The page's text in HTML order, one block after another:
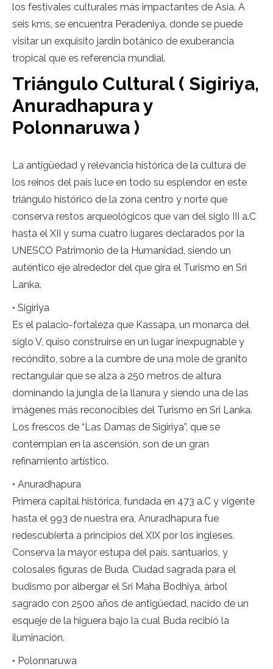
los festivales culturales más impactantes de Asia. A
seis kms, se encuentra Peradeniya, donde se puede
visitar un exquisito jardín botánico de exuberancia
tropical que es referencia mundial.
Triángulo Cultural ( Sigiriya,
Anuradhapura y
Polonnaruwa )
La antigüedad y relevancia histórica de la cultura de
los reinos del país luce en todo su esplendor en este
triángulo histórico de la zona centro y norte que
conserva restos arqueológicos que van del siglo III a.C
hasta el XII y suma cuatro lugares declarados por la
UNESCO Patrimonio de la Humanidad, siendo un
auténtico eje alrededor del que gira el Turismo en Sri
Lanka.
• Sigiriya
Es el palacio-fortaleza que Kassapa, un monarca del
siglo V, quiso construirse en un lugar inexpugnable y
recóndito, sobre a la cumbre de una mole de granito
rectangular que se alza a 250 metros de altura
dominando la jungla de la llanura y siendo una de las
imágenes más reconocibles del Turismo en Sri Lanka.
Los frescos de “Las Damas de Sigiriya”, que se
contemplan en la ascensión, son de un gran
refinamiento artístico.
• Anuradhapura
Primera capital histórica, fundada en 473 a.C y vigente
hasta el 993 de nuestra era, Anuradhapura fue
redescubierta a principios del XIX por los ingleses.
Conserva la mayor estupa del país, santuarios, y
colosales figuras de Buda. Ciudad sagrada para el
budismo por albergar el Sri Maha Bodhiya, árbol
sagrado con 2500 años de antigüedad, nacido de un
esqueje de la higuera bajo la cual Buda recibió la
iluminación.
• Polonnaruwa